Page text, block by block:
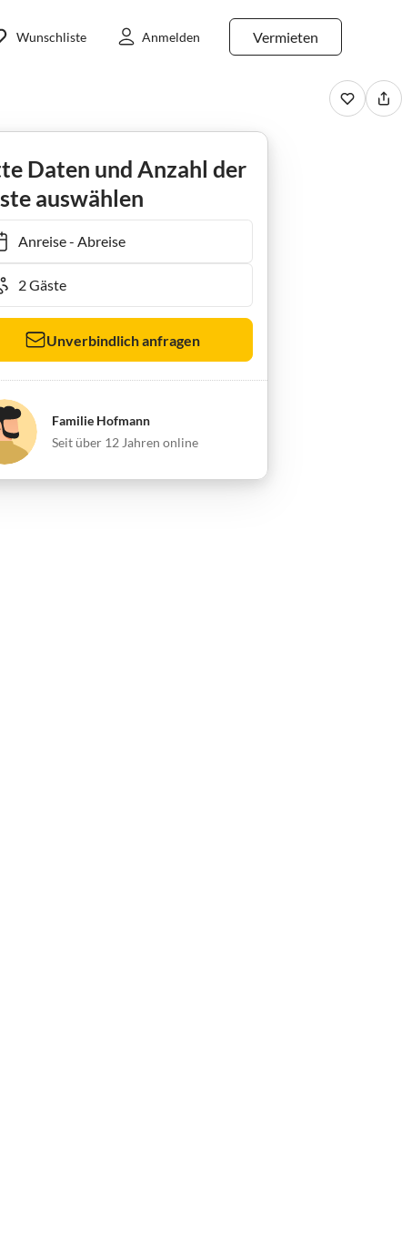
Vermieten
Wunschliste Anmelden
Ausblick
Daten und Anzahl der
auswählen
Anreise- Abreise
Unverbindlich anfragen
Familie Hofmann
Seit über 12 Jahren online